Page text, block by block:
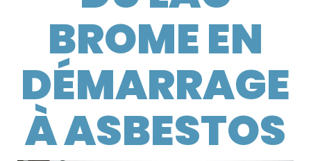
BROME EN
DÉMARRAGE
À ASBESTOS